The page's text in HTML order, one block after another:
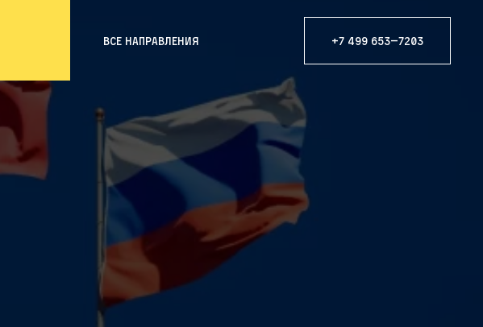
Все направления +7 499 653—7203